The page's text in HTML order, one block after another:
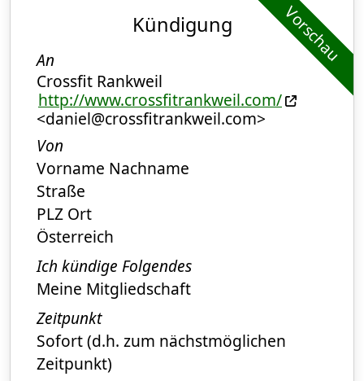
Vorschau
Kündigung
An
Crossfit Rankweil
http://www.crossfitrankweil.com/
<daniel@crossfitrankweil.com>
Von
Vorname Nachname
Straße
PLZ Ort
Österreich
Ich kündige Folgendes
Meine Mitgliedschaft
Zeitpunkt
Sofort (d.h. zum nächstmöglichen
Zeitpunkt)